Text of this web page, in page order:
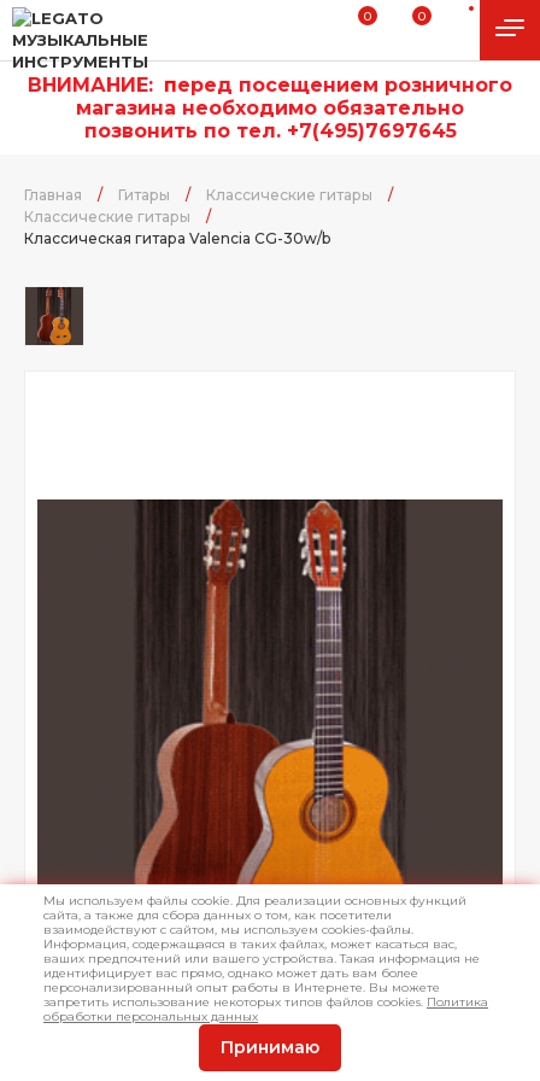
0 0
ВНИМАНИЕ: перед посещением розничного
магазина необходимо обязательно
позвонить по тел. +7(495)7697645
Главная / Гитары / Классические гитары
/
Классические гитары
/
Классическая гитара Valencia CG-30w/b
Мы используем файлы cookie. Для реализации основных функций
сайта, а также для сбора данных о том, как посетители
взаимодействуют с сайтом, мы используем cookies-файлы.
Информация, содержащаяся в таких файлах, может касаться вас,
ваших предпочтений или вашего устройства. Такая информация не
идентифицирует вас прямо, однако может дать вам более
персонализированный опыт работы в Интернете. Вы можете
запретить использование некоторых типов файлов cookies. Политика
обработки персональных данных
Принимаю